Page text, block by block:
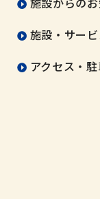
施設・サー
アクセス・